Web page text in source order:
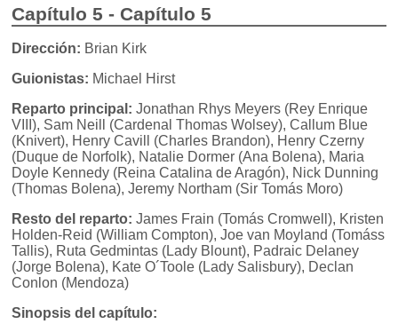
Capítulo 5 - Capítulo 5
Dirección: Brian Kirk
Guionistas: Michael Hirst
Reparto principal: Jonathan Rhys Meyers (Rey Enrique
VIII), Sam Neill (Cardenal Thomas Wolsey), Callum Blue
(Knivert), Henry Cavill (Charles Brandon), Henry Czerny
(Duque de Norfolk), Natalie Dormer (Ana Bolena), Maria
Doyle Kennedy (Reina Catalina de Aragón), Nick Dunning
(Thomas Bolena), Jeremy Northam (Sir Tomás Moro)
Resto del reparto: James Frain (Tomás Cromwell), Kristen
Holden-Reid (William Compton), Joe van Moyland (Tomáss
Tallis), Ruta Gedmintas (Lady Blount), Padraic Delaney
(Jorge Bolena), Kate O´Toole (Lady Salisbury), Declan
Conlon (Mendoza)
Sinopsis del capítulo: